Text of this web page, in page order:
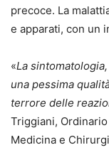
precoce. La
e apparati, con un
«La
una pessima
terrore delle
Triggiani,
Medicina e